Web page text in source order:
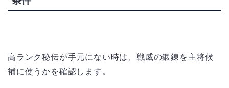
高ランク秘伝が手元にない時は、戦威の鍛錬を主将候
補に使うかを確認します。